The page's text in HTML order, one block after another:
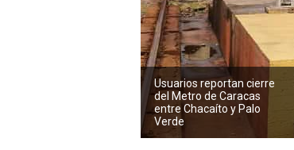
Usuarios reportan cierre
del Metro de Caracas
entre Chacaíto y Palo
Verde